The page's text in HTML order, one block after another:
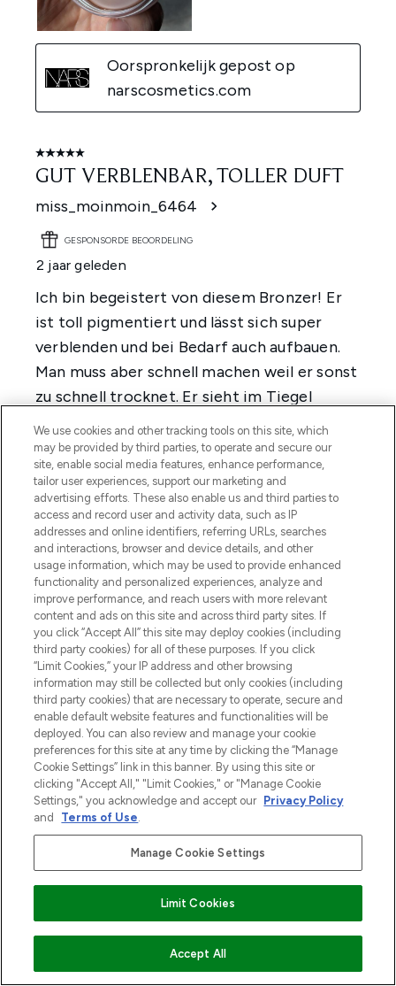
VOEG TOE AAN WINKELMANDJE
We use cookies and other tracking tools on this site, which
may be provided by third parties, to operate and secure our
site, enable social media features, enhance performance,
tailor user experiences, support our marketing and
advertising efforts. These also enable us and third parties to
access and record user and activity data, such as IP
addresses and online identifiers, referring URLs, searches
and interactions, browser and device details, and other
usage information, which may be used to provide enhanced
functionality and personalized experiences, analyze and
improve performance, and reach users with more relevant
content and ads on this site and across third party sites. If
you click “Accept All” this site may deploy cookies (including
third party cookies) for all of these purposes. If you click
“Limit Cookies,” your IP address and other browsing
information may still be collected but only cookies (including
third party cookies) that are necessary to operate, secure and
enable default website features and functionalities will be
deployed. You can also review and manage your cookie
preferences for this site at any time by clicking the “Manage
Cookie Settings” link in this banner. By using this site or
clicking "Accept All," "Limit Cookies," or "Manage Cookie
Settings," you acknowledge and accept our Privacy Policy
and
Terms of Use.
Manage Cookie Settings
Limit Cookies
Accept All